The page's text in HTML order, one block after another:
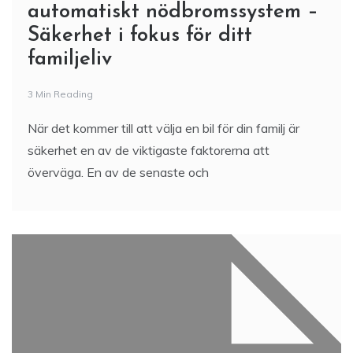
automatiskt nödbromssystem –
Säkerhet i fokus för ditt
familjeliv
3 Min Reading
När det kommer till att välja en bil för din familj är
säkerhet en av de viktigaste faktorerna att
överväga. En av de senaste och